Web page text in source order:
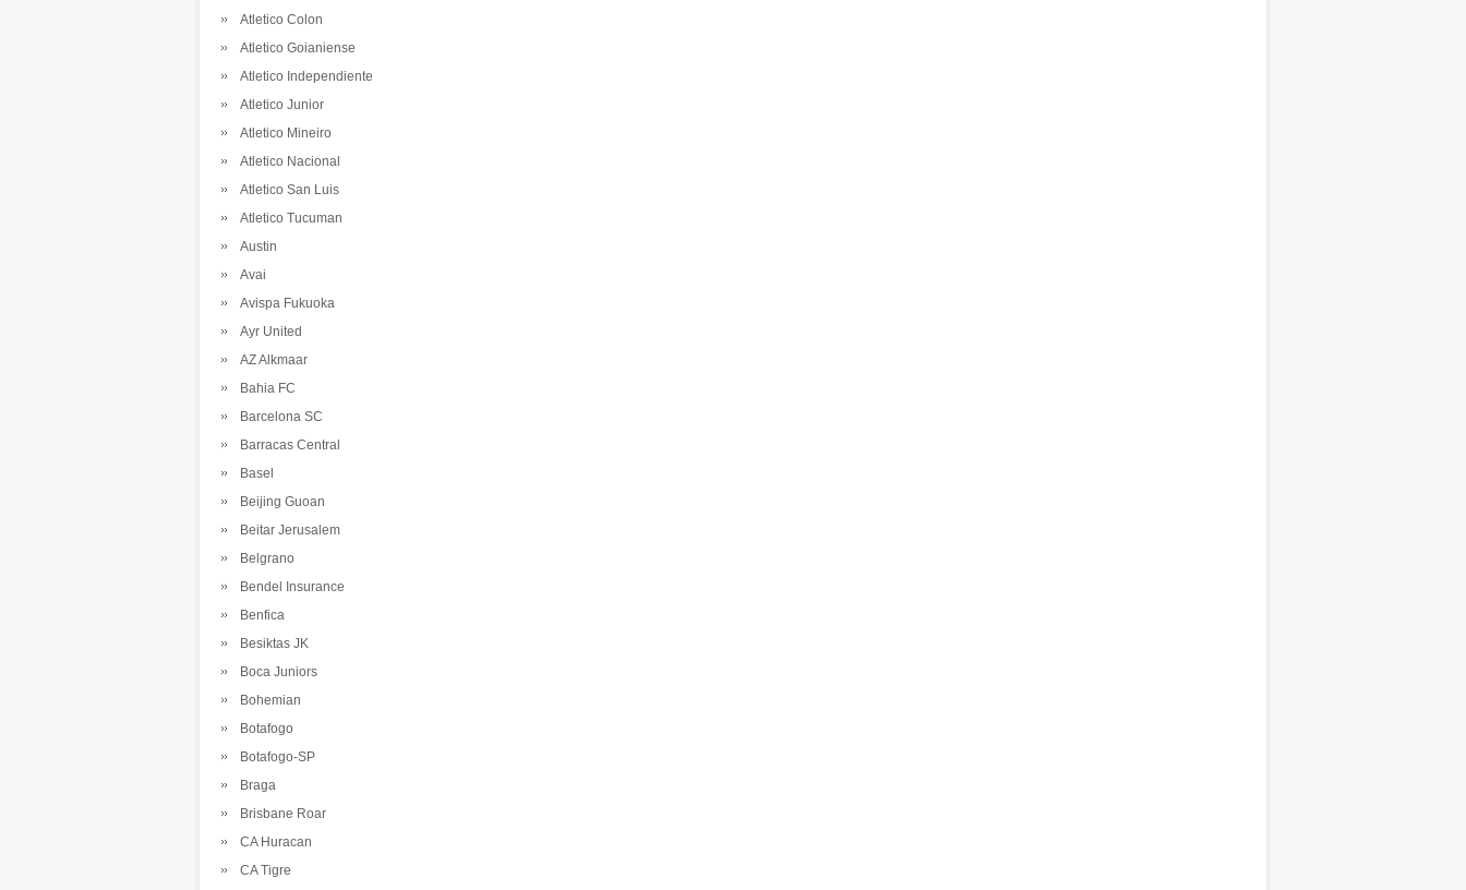
Atletico Colon
Atletico Goianiense
Atletico Independiente
Atletico Junior
Atletico Mineiro
Atletico Nacional
Atletico San Luis
Atletico Tucuman
Austin
Avai
Avispa Fukuoka
Ayr United
AZ Alkmaar
Bahia FC
Barcelona SC
Barracas Central
Basel
Beijing Guoan
Beitar Jerusalem
Belgrano
Bendel Insurance
Benfica
Besiktas JK
Boca Juniors
Bohemian
Botafogo
Botafogo-SP
Braga
Brisbane Roar
CA Huracan
CA Tigre